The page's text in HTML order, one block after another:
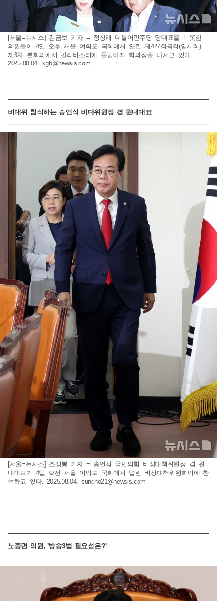
[서울=뉴시스] 김금보 기자 = 정청래 더불어민주당 당대표를 비롯한
의원들이 4일 오후 서울 여의도 국회에서 열린 제427회국회(임시회)
제3차 본회의에서 필리버스터에 돌입하자 회의장을 나서고 있다.
2025.08.04. kgb@newsis.com
비대위 참석하는 송언석 비대위원장 겸 원내대표
[서울=뉴시스] 조성봉 기자 = 송언석 국민의힘 비상대책위원장 겸 원
내대표가 4일 오전 서울 여의도 국회에서 열린 비상대책위원회의에 참
석하고 있다. 2025.08.04. suncho21@newsis.com
노종면 의원, '방송3법 필요성은?'